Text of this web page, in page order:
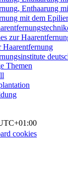
Enthaarung
mit dem
zur
Themen
cookies